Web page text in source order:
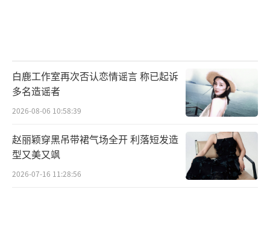
白鹿工作室再次否认恋情谣言 称已起诉
多名造谣者
2026-08-06 10:58:39
赵丽颖穿黑吊带裙气场全开 利落短发造
型又美又飒
2026-07-16 11:28:56